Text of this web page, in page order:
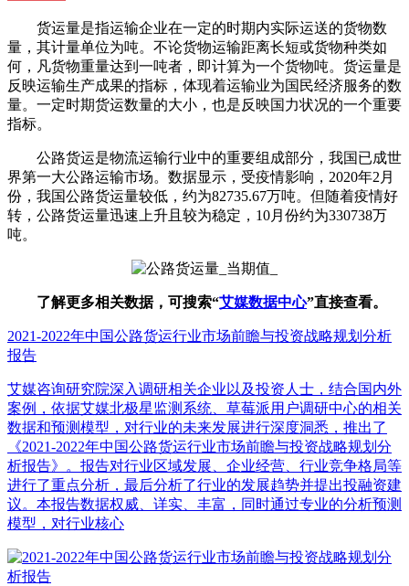
货运量是指运输企业在一定的时期内实际运送的货物数
量，其计量单位为吨。不论货物运输距离长短或货物种类如
何，凡货物重量达到一吨者，即计算为一个货物吨。货运量是
反映运输生产成果的指标，体现着运输业为国民经济服务的数
量。一定时期货运数量的大小，也是反映国力状况的一个重要
指标。
公路货运是物流运输行业中的重要组成部分，我国已成世
界第一大公路运输市场。数据显示，受疫情影响，2020年2月
份，我国公路货运量较低，约为82735.67万吨。但随着疫情好
转，公路货运量迅速上升且较为稳定，10月份约为330738万
吨。
了解更多相关数据，可搜索“艾媒数据中心”直接查看。
2021-2022年中国公路货运行业市场前瞻与投资战略规划分析
报告
艾媒咨询研究院深入调研相关企业以及投资人士，结合国内外
案例，依据艾媒北极星监测系统、草莓派用户调研中心的相关
数据和预测模型，对行业的未来发展进行深度洞悉，推出了
《2021-2022年中国公路货运行业市场前瞻与投资战略规划分
析报告》。报告对行业区域发展、企业经营、行业竞争格局等
进行了重点分析，最后分析了行业的发展趋势并提出投融资建
议。本报告数据权威、详实、丰富，同时通过专业的分析预测
模型，对行业核心